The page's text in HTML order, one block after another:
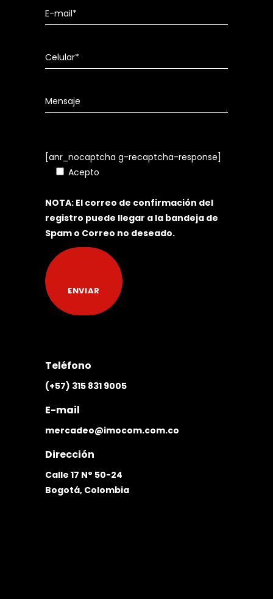
[anr_nocaptcha g-recaptcha-response]
Acepto
NOTA: El correo de confirmación del
registro puede llegar a la bandeja de
Spam o Correo no deseado.
Teléfono
(+57) 315 831 9005
E-mail
mercadeo@imocom.com.co
Dirección
Calle 17 N° 50-24
Bogotá, Colombia